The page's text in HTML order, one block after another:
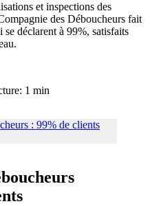
et inspections des
des Déboucheurs fait
se déclarent à 99%, satisfaits
1 min